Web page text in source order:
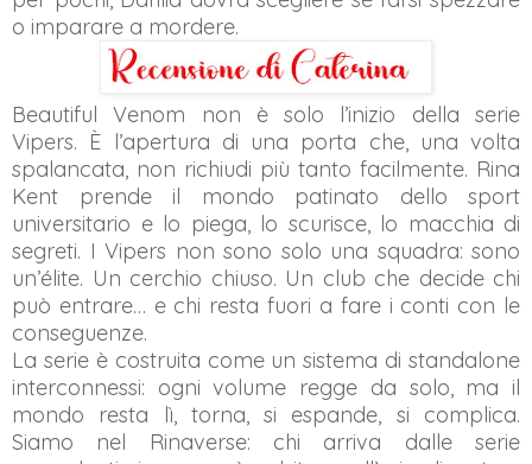
o imparare a mordere.
Beautiful Venom non è solo l’inizio della serie
Vipers. È l’apertura di una porta che, una volta
spalancata, non richiudi più tanto facilmente. Rina
Kent prende il mondo patinato dello sport
universitario e lo piega, lo scurisce, lo macchia di
segreti. I Vipers non sono solo una squadra: sono
un’élite. Un cerchio chiuso. Un club che decide chi
può entrare… e chi resta fuori a fare i conti con le
conseguenze.
La serie è costruita come un sistema di standalone
interconnessi: ogni volume regge da solo, ma il
mondo resta lì, torna, si espande, si complica.
Siamo nel Rinaverse: chi arriva dalle serie